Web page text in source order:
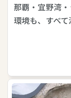
那覇・宜野湾
環境も、すべ